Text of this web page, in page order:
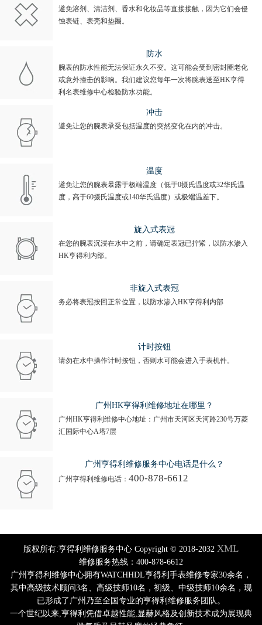
避免溶剂、清洁剂、香水和化妆品等直接接触，因为它们会侵
蚀表链、表壳和垫圈。
防水
腕表的防水性能无法保证永久不变。这可能会受到密封圈老化
或意外撞击的影响。我们建议您每年一次将腕表送至HK亨得
利名表维修中心检验防水功能。
冲击
避免让您的腕表承受包括温度的突然变化在内的冲击。
温度
避免让您的腕表暴露于极端温度（低于0摄氏温度或32华氏温
度，高于60摄氏温度或140华氏温度）或极端温差下。
旋入式表冠
在您的腕表沉浸在水中之前，请确定表冠已拧紧，以防水渗入
HK亨得利内部。
非旋入式表冠
务必将表冠按回正常位置，以防水渗入HK亨得利内部
计时按钮
请勿在水中操作计时按钮，否则水可能会进入手表机件。
广州HK亨得利维修地址在哪里？
广州HK亨得利维修中心地址：广州市天河区天河路230号万菱
汇国际中心A塔7层
广州亨得利维修服务中心电话是什么？
广州亨得利维修电话： 400-878-6612
版权所有:亨得利维修服务中心 Copyright © 2018-2032 XML
维修服务热线：400-878-6612
广州亨得利维修中心拥有WATCHHDL亨得利手表维修专家30余名，
其中高级技术顾问3名、高级技师10名，初级、中级技师10余名，现
已形成了广州乃至全国专业的亨得利维修服务团队。
一个世纪以来,亨得利凭借卓越性能,显赫风格及创新技术成为展现典